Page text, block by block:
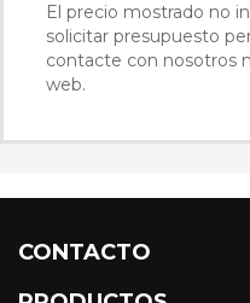
El precio mostrado no
solicitar presupuesto
contacte con nosotros
web.
CONTACTO